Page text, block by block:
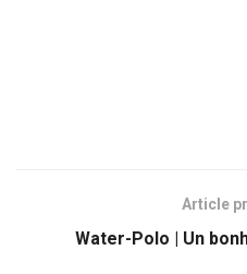
Article
Water-Polo | Un